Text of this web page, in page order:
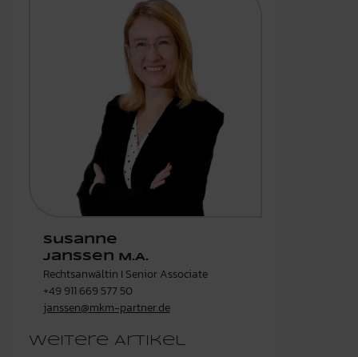
Susanne
Janssen M.A.
Rechtsanwältin I Senior Associate
+49 911 669 577 50
janssen@mkm-partner.de
Weitere Artikel